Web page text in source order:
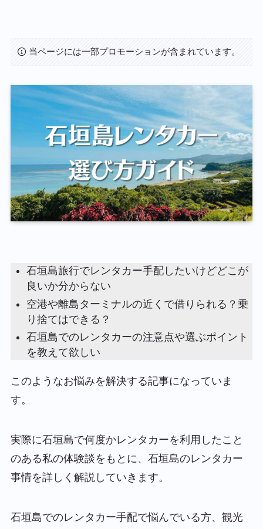
当ページには一部プロモーションが含まれています。
石垣島旅行でレンタカー手配したいけどどこが
良いか分からない
空港や離島ターミナルの近くで借りられる？乗
り捨てはできる？
石垣島でのレンタカーの注意点や選ぶポイント
を教えて欲しい
このようなお悩みを解決する記事になっていま
す。
実際に石垣島で何度かレンタカーを利用したこと
のある私の体験談をもとに、石垣島のレンタカー
事情を詳しく解説していきます。
石垣島でのレンタカー手配で悩んでいる方、観光